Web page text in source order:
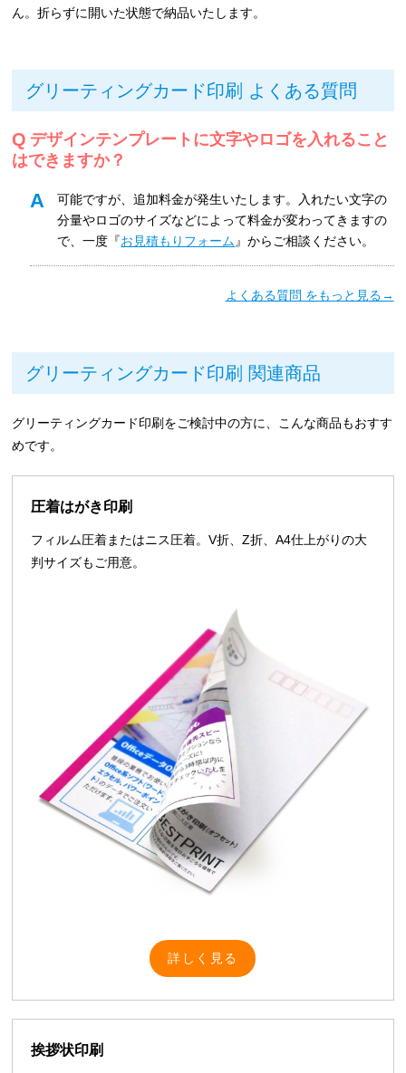
ん。折らずに開いた状態で納品いたします。
グリーティングカード印刷 よくある質問
デザインテンプレートに文字やロゴを入れること
はできますか？
可能ですが、追加料金が発生いたします。入れたい文字の
分量やロゴのサイズなどによって料金が変わってきますの
で、一度『お見積もりフォーム 』からご相談ください。
よくある質問 をもっと見る→
グリーティングカード印刷 関連商品
グリーティングカード印刷をご検討中の方に、こんな商品もおすす
めです。
圧着はがき印刷
フィルム圧着またはニス圧着。V折、Z折、A4仕上がりの大
判サイズもご用意。
詳しく見る
挨拶状印刷